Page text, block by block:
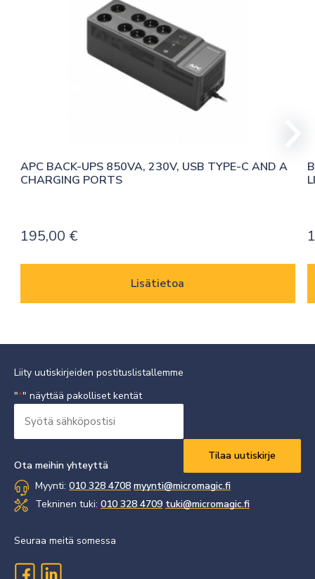
APC BACK-UPS 850VA, 230V, USB TYPE-C AND A
CHARGING PORTS
195,00 €
Lisätietoa
Liity uutiskirjeiden postituslistallemme
"*" näyttää pakolliset kentät
sähköpostisi
Ota meihin yhteyttä
Myynti: 010 328 4708 myynti@micromagic.fi
Tekninen tuki: 010 328 4709 tuki@micromagic.fi
Seuraa meitä somessa